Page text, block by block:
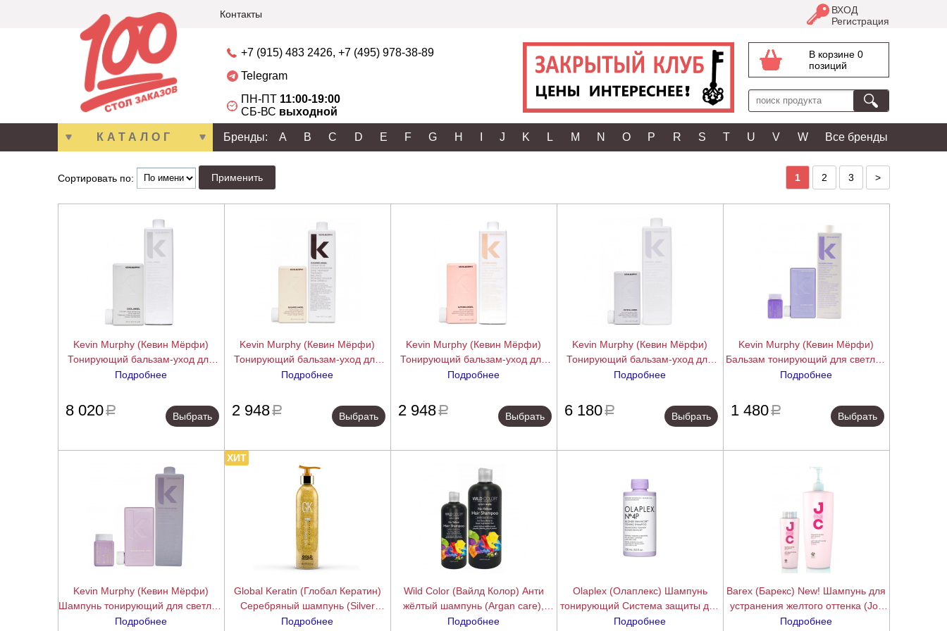
Контакты
ВХОД
Регистрация
В корзине 0
позиций
+7 (915) 483 2426, +7 (495) 978-38-89
Telegram
ПН-ПТ 11:00-19:00
СБ-ВС выходной
КАТАЛОГ Бренды: A B C D E F G H J K L M N O P R S T U V W Все бренды
Сортировать по: 1 2 3 >
Kevin Murphy (Кевин Мёрфи)
Тонирующий бальзам-уход для
усиления оттенка светлых волос
Подробнее
8 020a
Выбрать
Kevin Murphy (Кевин Мёрфи)
Тонирующий бальзам-уход для
усиления оттенка светлых волос
250/1000 мл.
Подробнее
2 948a
Выбрать
Kevin Murphy (Кевин Мёрфи)
Тонирующий бальзам-уход для
усиления оттенка светлых волос
250/1000 мл.
Подробнее
2 948a
Выбрать
Kevin Murphy (Кевин Мёрфи)
Тонирующий бальзам-уход для
усиления оттенка светлых волос
Angel), 250/1000 мл.
Подробнее
6 180a
Выбрать
Kevin Murphy (Кевин Мёрфи)
Бальзам тонирующий для светлых
волос Блонд.Ангел (Blonde Angel),
Подробнее
1 480a
Выбрать
Kevin Murphy (Кевин Мёрфи)
Шампунь тонирующий для светлых
волос Блонд.Ангел (Blonde Angel
Подробнее
ХИТ
Global Keratin (Глобал Кератин)
Серебряный шампунь (Silver
Shampoo), 250 мл
Подробнее
Wild Color (Вайлд Колор) Анти
жёлтый шампунь (Argan care),
500/1000 мл.
Подробнее
Olaplex (Олаплекс) Шампунь
тонирующий Система защиты для
светлых волос No.4P Blonde
Подробнее
Barex (Барекс) New! Шампунь для
устранения желтого оттенка (Joc
Anti-yellow Silver Shampoo),
Подробнее